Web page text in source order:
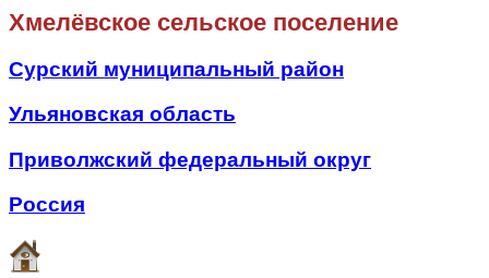
Хмелёвское сельское поселение
Сурский муниципальный район
Ульяновская область
Приволжский федеральный округ
Россия